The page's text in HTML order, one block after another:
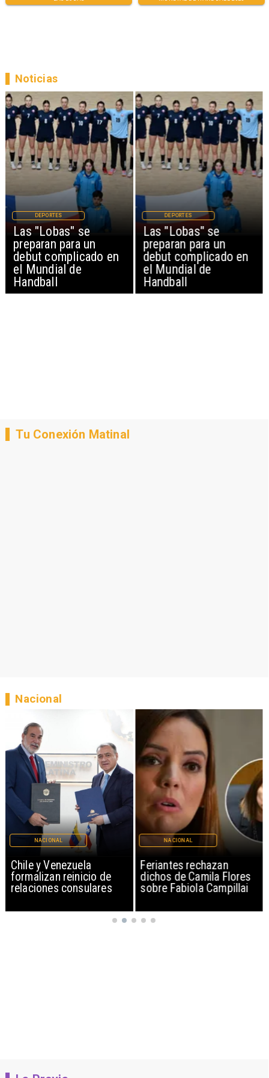
Las "Lobas" se
preparan para un
debut complicado en
el Mundial de
Handball
DEPORTES
Las "Lobas" se
preparan para un
debut complicado en
el Mundial de
Handball
DEPORTES
Noticias
Tu Conexión Matinal
Chile y Venezuela
formalizan reinicio de
relaciones consulares
NACIONAL
Feriantes rechazan
dichos de Camila Flores
sobre Fabiola Campillai
NACIONAL
Nacional